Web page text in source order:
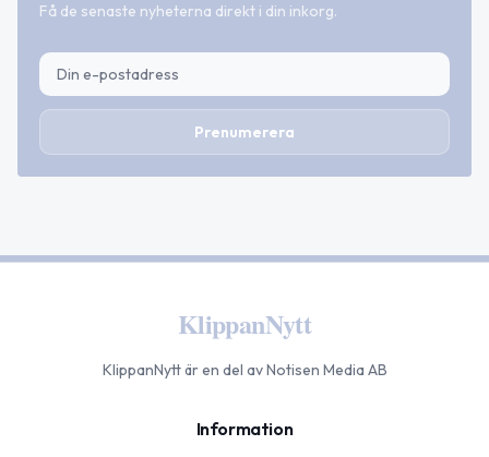
Få de senaste nyheterna direkt i din inkorg.
Prenumerera
KlippanNytt
KlippanNyttär en del av Notisen Media AB
Information